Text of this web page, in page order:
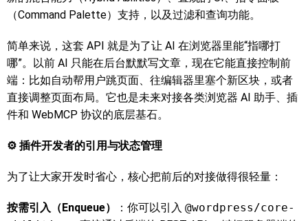
（Command Palette）支持，以及过滤和查询功能。
简单来说，这套 API 就是为了让 AI 在浏览器里能“指哪打
哪”。以前 AI 只能在后台默默写文章，现在它能直接控制前
端：比如自动帮用户跳页面、往编辑器里塞个新区块，或者
直接调整页面布局。它也是未来对接各类浏览器 AI 助手、插
件和 WebMCP 协议的底层基石。
⚙️ 插件开发者的引用与状态管理
为了让大家开发时省心，核心把前后的对接做得很轻量：
按需引入（Enqueue） ：你可以引入 @wordpress/core-